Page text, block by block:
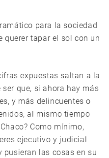
para la sociedad
querer tapar el sol con un
expuestas saltan a la
que, si ahora hay más
y más delincuentes o
al mismo tiempo
Como mínimo,
ejecutivo y judicial
pusieran las cosas en su